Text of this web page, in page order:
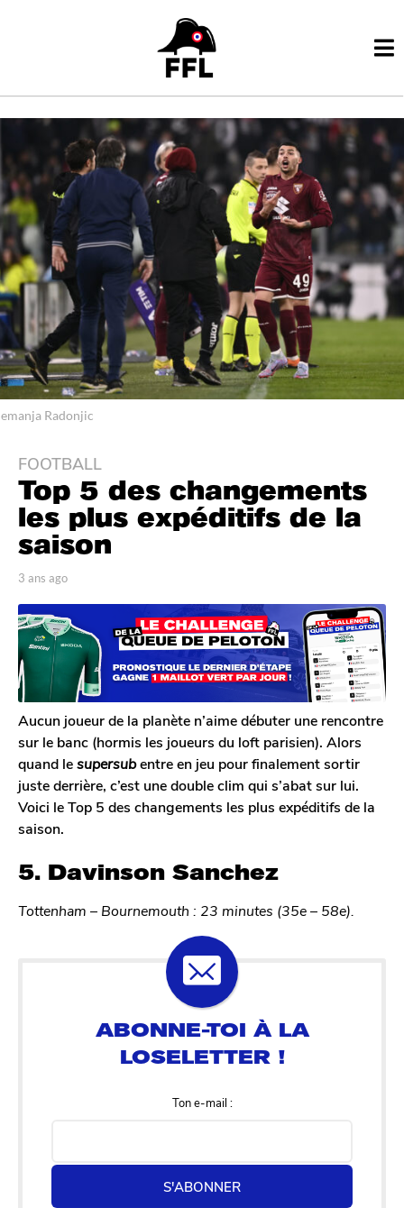
Radonjic
3
a
n
s
a
g
3
a
n
s
a
g
o
FOOTBALL
Top 5 des changements
les plus expéditifs de la
saison
p
r
T
o
m
G
a
l
r
o
n
3 ans ago
s
a
Aucun joueur de la planète n’aime débuter une rencontre
sur le banc (hormis les joueurs du loft parisien). Alors
quand lesupersubentre en jeu pour finalement sortir
juste derrière, c’est une double clim qui s’abat sur lui.
Voici le Top 5 des changements les plus expéditifs de la
saison.
5. Davinson Sanchez
Tottenham – Bournemouth : 23 minutes (35e – 58e).
Ton e-mail :
S'ABONNER